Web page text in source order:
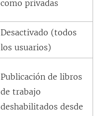
como privadas
Desactivado (todos
los usuarios)
Publicación de libros
de trabajo
deshabilitados desde